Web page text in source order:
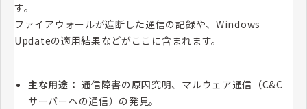
す。
ファイアウォールが遮断した通信の記録や、Windows
Updateの適用結果などがここに含まれます。
主な用途： 通信障害の原因究明、マルウェア通信（C&C
サーバーへの通信）の発見。